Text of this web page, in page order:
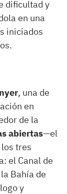
dificultad y
en una
iniciados
, una de
en
de la
abiertas—el
tres
el Canal de
Bahía de
y